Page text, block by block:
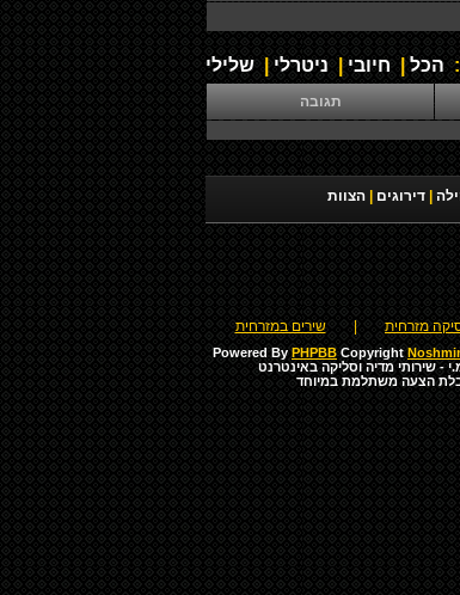
הכל חיובי ניטרלי שלילי
תגובה
דירוגים הצוות
מזרחית שירים במזרחית
Powered By PHPBB Copyright
- שירותי מדיה וסליקה באינטרנט
הצעה משתלמת במיוחד